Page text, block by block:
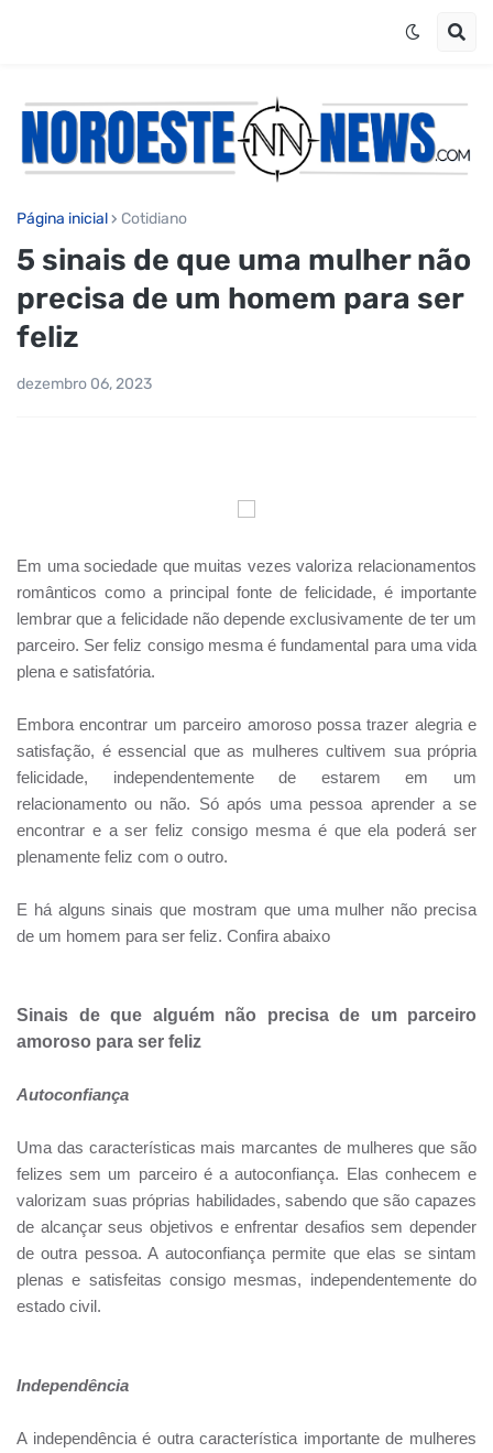
Página inicial Cotidiano
5 sinais de que uma mulher não
precisa de um homem para ser
feliz
dezembro 06, 2023
Em uma sociedade que muitas vezes valoriza relacionamentos
românticos como a principal fonte de felicidade, é importante
lembrar que a felicidade não depende exclusivamente de ter um
parceiro. Ser feliz consigo mesma é fundamental para uma vida
plena e satisfatória.
Embora encontrar um parceiro amoroso possa trazer alegria e
satisfação, é essencial que as mulheres cultivem sua própria
felicidade, independentemente de estarem em um
relacionamento ou não. Só após uma pessoa aprender a se
encontrar e a ser feliz consigo mesma é que ela poderá ser
plenamente feliz com o outro.
E há alguns sinais que mostram que uma mulher não precisa
de um homem para ser feliz. Confira abaixo
Sinais de que alguém não precisa de um parceiro
amoroso para ser feliz
Autoconfiança
Uma das características mais marcantes de mulheres que são
felizes sem um parceiro é a autoconfiança. Elas conhecem e
valorizam suas próprias habilidades, sabendo que são capazes
de alcançar seus objetivos e enfrentar desafios sem depender
de outra pessoa. A autoconfiança permite que elas se sintam
plenas e satisfeitas consigo mesmas, independentemente do
estado civil.
Independência
A independência é outra característica importante de mulheres